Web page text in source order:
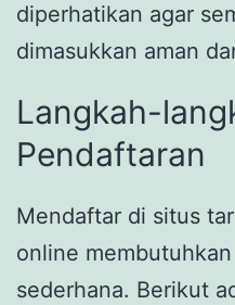
diperhatikan agar
dimasukkan aman
Langkah-
Pendaftaran
Mendaftar di situs
online
sederhana. Berikut